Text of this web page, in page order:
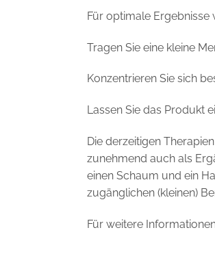
Für optimale
Tragen Sie eine kleine
Konzentrieren Sie sich
Lassen Sie das Produkt
Die derzeitigen
zunehmend auch als
einen Schaum und ein
zugänglichen (kleinen)
Für weitere